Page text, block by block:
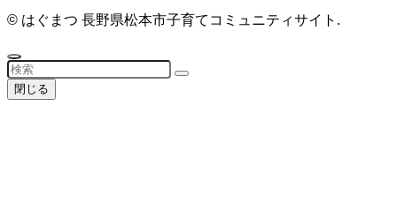
© はぐまつ 長野県松本市子育てコミュニティサイト.
閉じる